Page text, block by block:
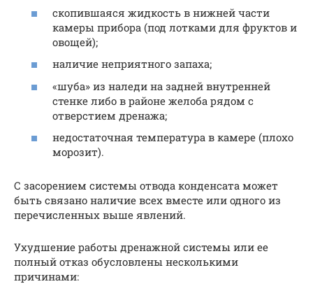
скопившаяся жидкость в нижней части
камеры прибора (под лотками для фруктов и
овощей);
наличие неприятного запаха;
«шуба» из наледи на задней внутренней
стенке либо в районе желоба рядом с
отверстием дренажа;
недостаточная температура в камере (плохо
морозит).
С засорением системы отвода конденсата может
быть связано наличие всех вместе или одного из
перечисленных выше явлений.
Ухудшение работы дренажной системы или ее
полный отказ обусловлены несколькими
причинами: